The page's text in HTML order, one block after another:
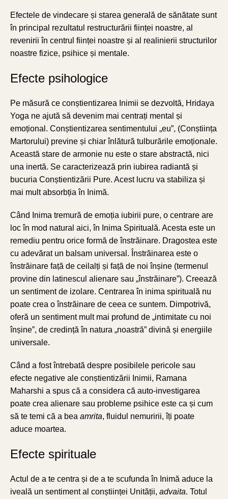
Efectele de vindecare și starea generală de sănătate sunt
în principal rezultatul restructurării ființei noastre, al
revenirii în centrul ființei noastre și al realinierii structurilor
noastre fizice, psihice și mentale.
Efecte psihologice
Pe măsură ce conștientizarea Inimii se dezvoltă, Hridaya
Yoga ne ajută să devenim mai centrați mental și
emoțional. Conștientizarea sentimentului „eu”, (Conștiința
Martorului) previne și chiar înlătură tulburările emoționale.
Această stare de armonie nu este o stare abstractă, nici
una inertă. Se caracterizează prin iubirea radiantă și
bucuria Conștientizării Pure. Acest lucru va stabiliza și
mai mult absorbția în Inimă.
Când Inima tremură de emoția iubirii pure, o centrare are
loc în mod natural aici, în Inima Spirituală. Acesta este un
remediu pentru orice formă de înstrăinare. Dragostea este
cu adevărat un balsam universal. Înstrăinarea este o
înstrăinare față de ceilalți și față de noi înșine (termenul
provine din latinescul alienare sau „înstrăinare”). Creează
un sentiment de izolare. Centrarea în inima spirituală nu
poate crea o înstrăinare de ceea ce suntem. Dimpotrivă,
oferă un sentiment mult mai profund de „intimitate cu noi
înșine”, de credință în natura „noastră” divină și energiile
universale.
Când a fost întrebată despre posibilele pericole sau
efecte negative ale conștientizării Inimii, Ramana
Maharshi a spus că a considera că auto-investigarea
poate crea alienare sau probleme psihice este ca și cum
să te temi că a bea amrita, fluidul nemuririi, îți poate
aduce moartea.
Efecte spirituale
Actul de a te centra și de a te scufunda în Inimă aduce la
iveală un sentiment al conștiinței Unității, advaita. Totul